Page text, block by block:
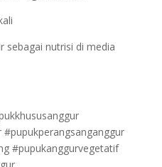
sebagai nutrisi di media
#pupukanggurvegetatif